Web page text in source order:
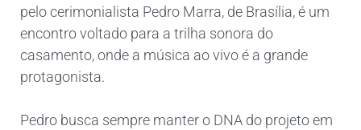
pelo cerimonialista Pedro Marra, de Brasília, é um
encontro voltado para a trilha sonora do
casamento, onde a música ao vivo é a grande
protagonista.
Pedro busca sempre manter o DNA do projeto em